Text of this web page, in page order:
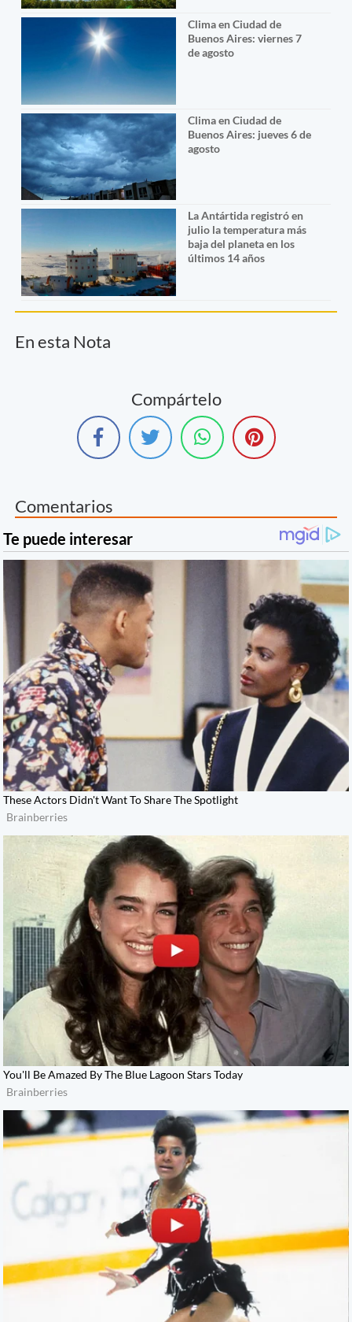
Clima en Ciudad de
Buenos Aires: viernes 7
de agosto
Clima en Ciudad de
Buenos Aires: jueves 6 de
agosto
La Antártida registró en
julio la temperatura más
baja del planeta en los
últimos 14 años
En esta Nota
Compártelo
Comentarios